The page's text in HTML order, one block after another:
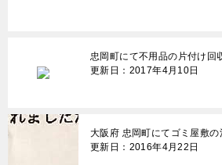
忠岡町にて不用品の片付け
更新日：2017年4月10日
大阪府 忠岡町にてゴミ屋敷
更新日：2016年4月22日